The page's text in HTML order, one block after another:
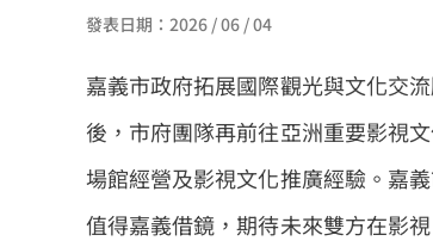
發表日期： 2026 / 06 / 04
嘉義市政府拓展國際觀光與文化交
後，市府團隊再前往亞洲重要影視
場館經營及影視文化推廣經驗。嘉
值得嘉義借鏡，期待未來雙方在影